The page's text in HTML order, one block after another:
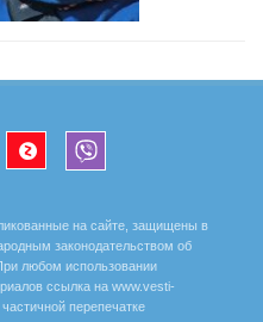
на сайте, защищены в
законодательством об
любом использовании
ссылка на www.vesti-
перепечатке